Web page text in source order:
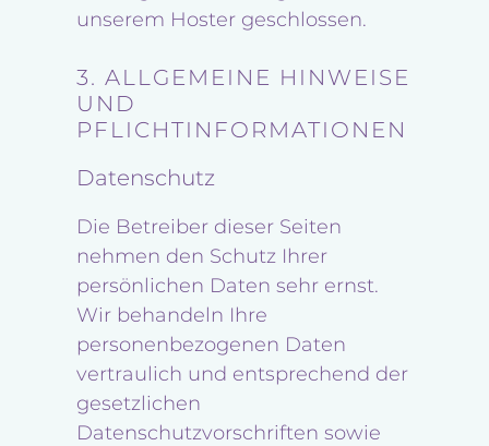
unserem Hoster geschlossen.
3. ALLGEMEINE HINWEISE
UND
PFLICHTINFORMATIONEN
Datenschutz
Die Betreiber dieser Seiten
nehmen den Schutz Ihrer
persönlichen Daten sehr ernst.
Wir behandeln Ihre
personenbezogenen Daten
vertraulich und entsprechend der
gesetzlichen
Datenschutzvorschriften sowie